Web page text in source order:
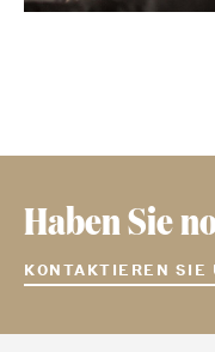
Haben Sie
KONTAKTIEREN SIE